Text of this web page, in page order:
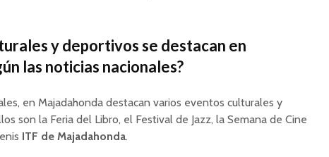
y deportivos se destacan en
las noticias nacionales?
en Majadahonda destacan varios eventos culturales y
son la Feria del Libro, el Festival de Jazz, la Semana de Cine
ITF de Majadahonda.